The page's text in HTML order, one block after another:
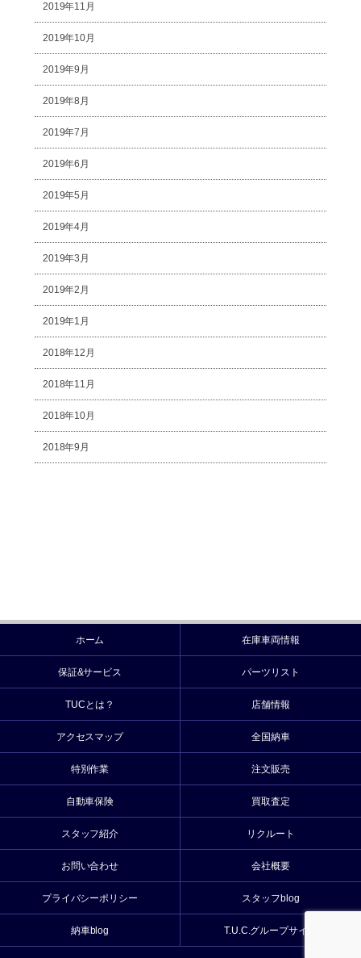
2019年11月
2019年10月
2019年9月
2019年8月
2019年7月
2019年6月
2019年5月
2019年4月
2019年3月
2019年2月
2019年1月
2018年12月
2018年11月
2018年10月
2018年9月
ホーム 在庫車両情報
保証&サービス パーツリスト
TUCとは？ 店舗情報
アクセスマップ 全国納車
特別作業 注文販売
自動車保険 買取査定
スタッフ紹介 リクルート
お問い合わせ 会社概要
プライバシーポリシー スタッフblog
納車blog T.U.C.グループサイト